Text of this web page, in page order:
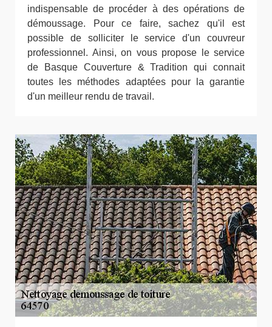
indispensable de procéder à des opérations de
démoussage. Pour ce faire, sachez qu'il est
possible de solliciter le service d'un couvreur
professionnel. Ainsi, on vous propose le service
de Basque Couverture & Tradition qui connait
toutes les méthodes adaptées pour la garantie
d'un meilleur rendu de travail.